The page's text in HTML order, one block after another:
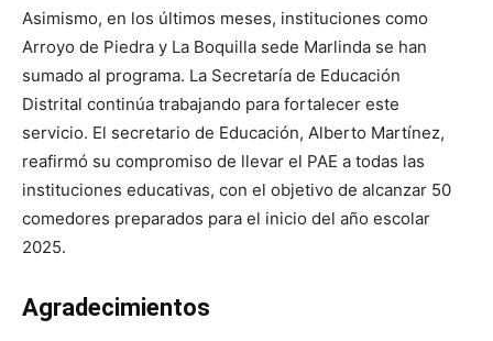
Asimismo, en los últimos meses, instituciones como
Arroyo de Piedra y La Boquilla sede Marlinda se han
sumado al programa. La Secretaría de Educación
Distrital continúa trabajando para fortalecer este
servicio. El secretario de Educación, Alberto Martínez,
reafirmó su compromiso de llevar el PAE a todas las
instituciones educativas, con el objetivo de alcanzar 50
comedores preparados para el inicio del año escolar
2025.
Agradecimientos